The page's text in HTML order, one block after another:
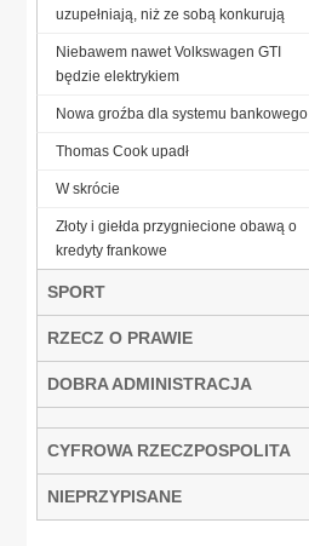
uzupełniają, niż ze sobą konkurują
Niebawem nawet Volkswagen GTI
będzie elektrykiem
Nowa groźba dla systemu bankowego
Thomas Cook upadł
W skrócie
Złoty i giełda przygniecione obawą o
kredyty frankowe
SPORT
RZECZ O PRAWIE
DOBRA ADMINISTRACJA
CYFROWA RZECZPOSPOLITA
NIEPRZYPISANE